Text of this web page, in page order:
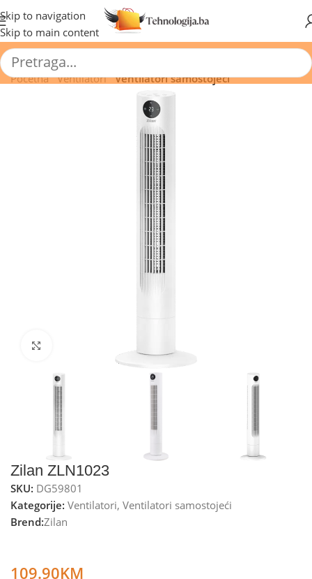
Skip to navigation
Skip to main content
🔥 Pogledajte aktuelne akcije 🔥
Početna/ Ventilatori/ Ventilatori samostojeći
Zilan ZLN1023
SKU: DG59801
Kategorije: Ventilatori, Ventilatori samostojeći
Brend:Zilan
109.90KM